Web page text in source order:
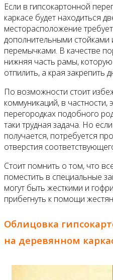
Если в гипсокартонной
каркасе будет находиться
месторасположение
дополнительными стойками
перемычками. В качестве
нижняя часть рамы,
отпилить, а края закрепить
По возможности стоит
коммуникаций, в частности,
перегородках подобного
таки трудная задача. Но
получается, потребуется
отверстия
Стоит помнить о том, что
поместить в специальные
могут быть жесткими и
прибегнуть к помощи
Облицовка
на деревянном